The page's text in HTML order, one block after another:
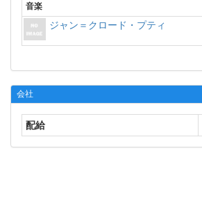
音楽
ジャン＝クロード・プティ
会社
配給